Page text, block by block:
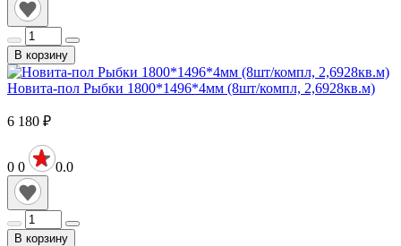
В корзину
Новита-пол Рыбки 1800*1496*4мм (8шт/компл, 2,6928кв.м)
6 180 ₽
0 0 0.0
В корзину